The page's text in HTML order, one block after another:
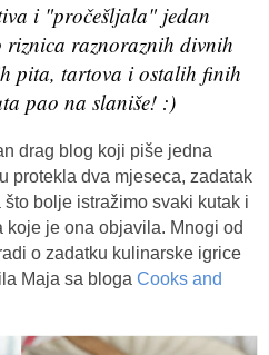
i "pročešljala" jedan
raznoraznih divnih
pita, tartova i ostalih finih
pao na slaniše! :)
drag blog koji piše jedna
protekla dva mjeseca, zadatak
bolje istražimo svaki kutak i
koje je ona objavila. Mnogi od
o zadatku kulinarske igrice
Maja sa bloga Cooks and